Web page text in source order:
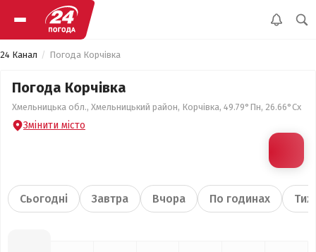
24 Канал Погода Корчівка
Погода Корчівка
Хмельницька обл., Хмельницький район, Корчівка, 49.79°Пн, 26.66°Сх
Змінити місто
Сьогодні Завтра Вчора По годинах